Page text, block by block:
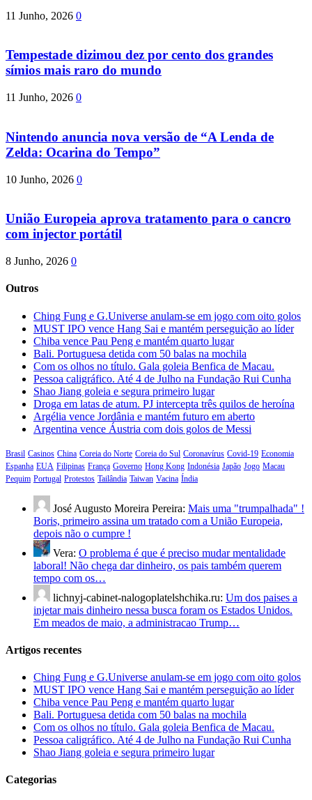
11 Junho, 2026 0
Tempestade dizimou dez por cento dos grandes
símios mais raro do mundo
11 Junho, 2026 0
Nintendo anuncia nova versão de “A Lenda de
Zelda: Ocarina do Tempo”
10 Junho, 2026 0
União Europeia aprova tratamento para o cancro
com injector portátil
8 Junho, 2026 0
Outros
Ching Fung e G.Universe anulam-se em jogo com oito golos
MUST IPO vence Hang Sai e mantém perseguição ao líder
Chiba vence Pau Peng e mantém quarto lugar
Bali. Portuguesa detida com 50 balas na mochila
Com os olhos no título. Gala goleia Benfica de Macau.
Pessoa caligráfico. Até 4 de Julho na Fundação Rui Cunha
Shao Jiang goleia e segura primeiro lugar
Droga em latas de atum. PJ intercepta três quilos de heroína
Argélia vence Jordânia e mantém futuro em aberto
Argentina vence Áustria com dois golos de Messi
Brasil Casinos China Coreia do Norte Coreia do Sul Coronavírus Covid-19 Economia
Espanha EUA Filipinas França Governo Hong Kong Indonésia Japão Jogo Macau
Pequim Portugal Protestos Tailândia Taiwan Vacina Índia
José Augusto Moreira Pereira: Mais uma "trumpalhada" !
Boris, primeiro assina um tratado com a União Europeia,
depois não o cumpre !
Vera: O problema é que é preciso mudar mentalidade
laboral! Não chega dar dinheiro, os pais também querem
tempo com os…
lichnyj-cabinet-nalogoplatelshchika.ru: Um dos paises a
injetar mais dinheiro nessa busca foram os Estados Unidos.
Em meados de maio, a administracao Trump…
Artigos recentes
Ching Fung e G.Universe anulam-se em jogo com oito golos
MUST IPO vence Hang Sai e mantém perseguição ao líder
Chiba vence Pau Peng e mantém quarto lugar
Bali. Portuguesa detida com 50 balas na mochila
Com os olhos no título. Gala goleia Benfica de Macau.
Pessoa caligráfico. Até 4 de Julho na Fundação Rui Cunha
Shao Jiang goleia e segura primeiro lugar
Categorias